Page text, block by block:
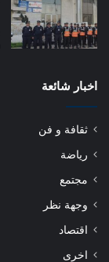
اخبار شائعة
ثقافة و فن
رياضة
مجتمع
وجهة نظر
اقتصاد
اخرى